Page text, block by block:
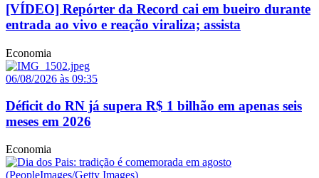
[VÍDEO] Repórter da Record cai em bueiro durante
entrada ao vivo e reação viraliza; assista
Economia
06/08/2026 às 09:35
Déficit do RN já supera R$ 1 bilhão em apenas seis
meses em 2026
Economia